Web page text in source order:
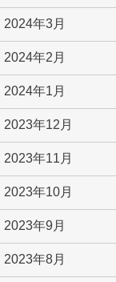
2024年3月
2024年2月
2024年1月
2023年12月
2023年11月
2023年10月
2023年9月
2023年8月